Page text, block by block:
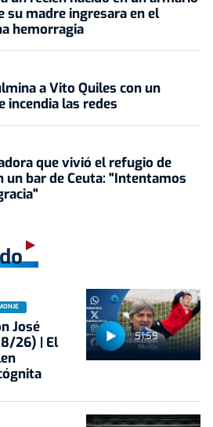
su madre ingresara en el
hemorragia
a Vito Quiles con un
incendia las redes
que vivió el refugio de
un bar de Ceuta: "Intentamos
51:59
José
26) | El